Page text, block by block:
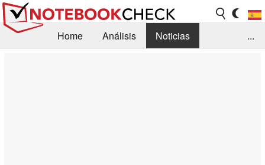
Home Análisis
Noticias
...